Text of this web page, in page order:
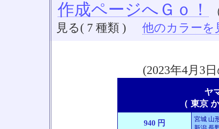
作成ページへＧｏ！
見る( 7 種類 )
他のカラーを
(2023年4月3
ヤ
（ 東京
940 円
宮城 山